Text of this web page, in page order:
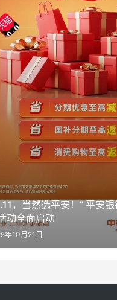
，当然选平安！” 平安
动全面启动
年10月21日